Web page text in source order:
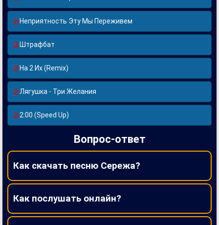
Неприятность Эту Мы Переживем
Штрафбат
На 2 Их (Remix)
Лягушка - Три Желания
2:00 (Speed Up)
Вопрос-ответ
Как скачать песню Сережа?
Как послушать онлайн?